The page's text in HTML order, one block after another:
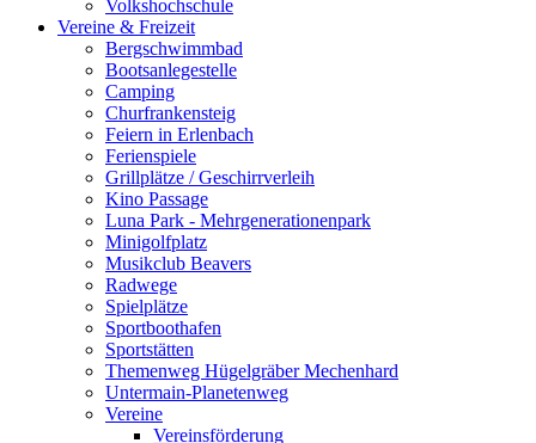
Volkshochschule
Vereine & Freizeit
Bergschwimmbad
Bootsanlegestelle
Camping
Churfrankensteig
Feiern in Erlenbach
Ferienspiele
Grillplätze / Geschirrverleih
Kino Passage
Luna Park - Mehrgenerationenpark
Minigolfplatz
Musikclub Beavers
Radwege
Spielplätze
Sportboothafen
Sportstätten
Themenweg Hügelgräber Mechenhard
Untermain-Planetenweg
Vereine
Vereinsförderung